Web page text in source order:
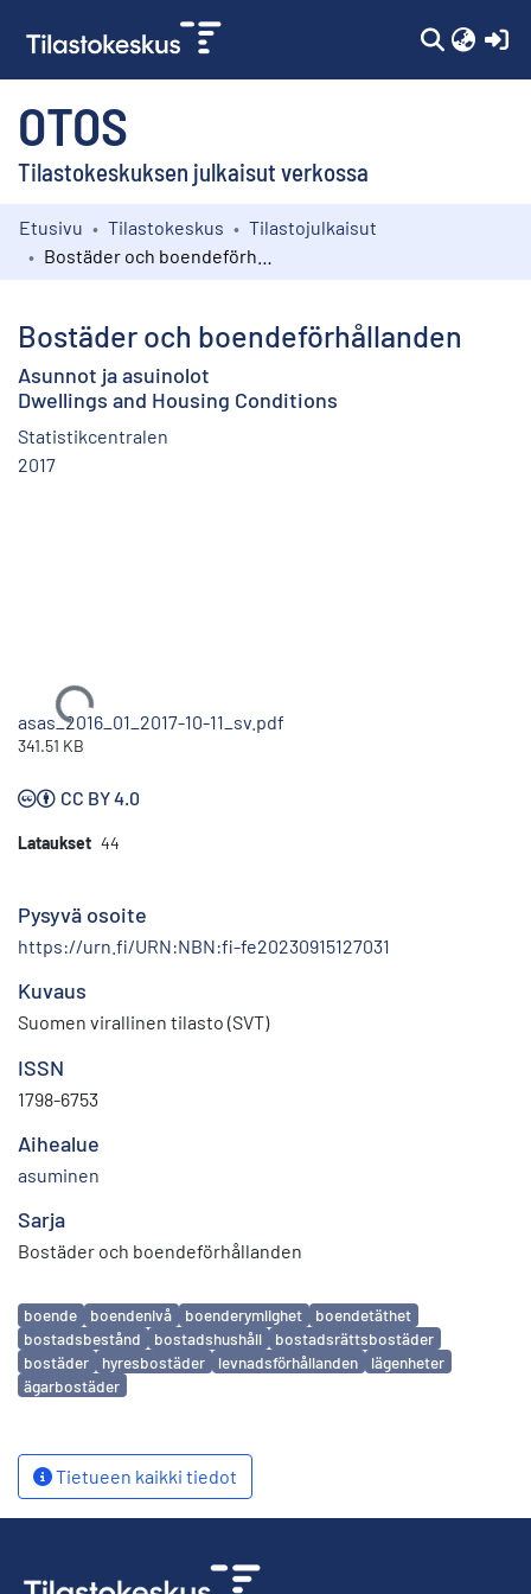
OTOS
Tilastokeskuksen julkaisut verkossa
Kokoelmat
Etusivu Tilastokeskus
Tilastojulkaisut
Bostäder och boendeförhållanden
Asunnot ja asuinolot
Dwellings and Housing Conditions
Statistikcentralen
2017
Ladataan...
asas_2016_01_2017-10-11_sv.pdf
341.51 KB
CC BY 4.0
Lataukset 44
Pysyvä osoite
https://urn.fi/URN:NBN:fi-fe20230915127031
Kuvaus
Suomen virallinen tilasto (SVT)
ISSN
1798-6753
Aihealue
asuminen
Sarja
Bostäder och boendeförhållanden
Avainsanat
boende boendenivå boenderymlighet
boendetäthet
bostadsbestånd
bostadshushåll
bostadsrättsbostäder
bostäder
hyresbostäder levnadsförhållanden
lägenheter
ägarbostäder
Tietueen kaikki tiedot